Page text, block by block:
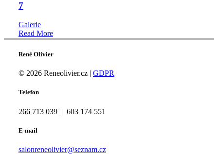
7
Galerie
Read More
René Olivier
© 2026 Reneolivier.cz | GDPR
Telefon
266 713 039 | 603 174 551
E-mail
salonreneolivier@seznam.cz